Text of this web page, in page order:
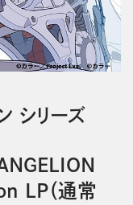
シリーズ
LP（通常